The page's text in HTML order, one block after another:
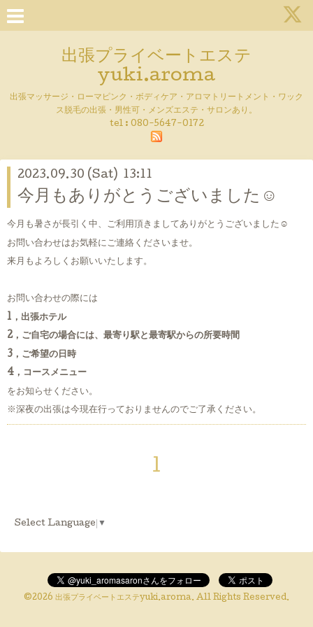
出張プライベートエステ
yuki.aroma
出張マッサージ・ローマピンク・ボディケア・アロマトリートメント・ワック
ス脱毛の出張・男性可・メンズエステ・サロンあり。
tel : 080-5647-0172
2023.09.30 (Sat) 13:11
今月もありがとうございました☺
今月も暑さが長引く中、ご利用頂きましてありがとうございました☺
お問い合わせはお気軽にご連絡くださいませ。
来月もよろしくお願いいたします。
お問い合わせの際には
1，出張ホテル
2，ご自宅の場合には、最寄り駅と最寄駅からの所要時間
3，ご希望の日時
4，コースメニュー
をお知らせください。
※深夜の出張は今現在行っておりませんのでご了承ください。
1
Select Language ▼
©2026 出張プライベートエステyuki.aroma. All Rights Reserved.